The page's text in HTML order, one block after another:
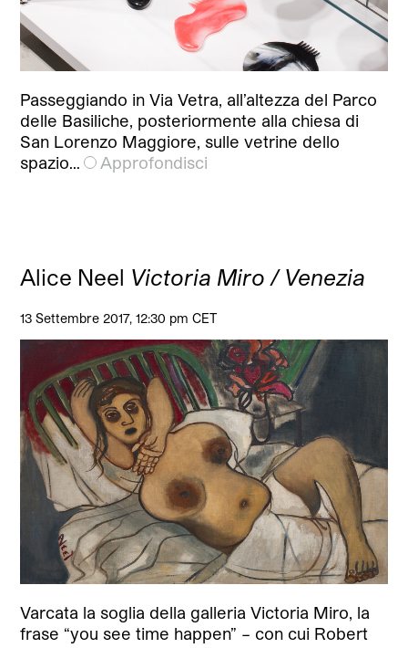
Passeggiando in Via Vetra, all’altezza del Parco
delle Basiliche, posteriormente alla chiesa di
San Lorenzo Maggiore, sulle vetrine dello
spazio…
Approfondisci
Alice Neel Victoria Miro / Venezia
13 Settembre 2017, 12:30 pm CET
Varcata la soglia della galleria Victoria Miro, la
frase “you see time happen” – con cui Robert